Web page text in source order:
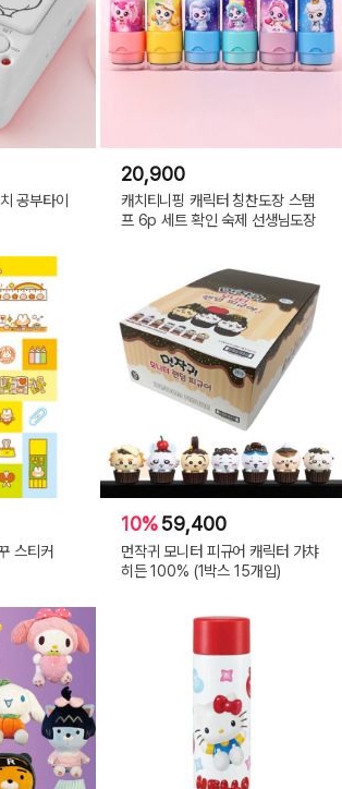
공부타이
20,900
캐치티니핑 캐릭터 칭찬도장 스탬
프 6p 세트 확인 숙제 선생님도장
스티커
10%59,400
먼작귀 모니터 피규어 캐릭터 가챠
히든 100% (1박스 15개입)